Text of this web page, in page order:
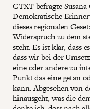
CTXT befragte
Demokratische
dieses regionalen
Widerspruch zu dem
steht. Es ist klar, dass
dass wir bei der
eine oder andere zu
Punkt das eine getan
kann. Abgesehen von
hinausgeht, was die